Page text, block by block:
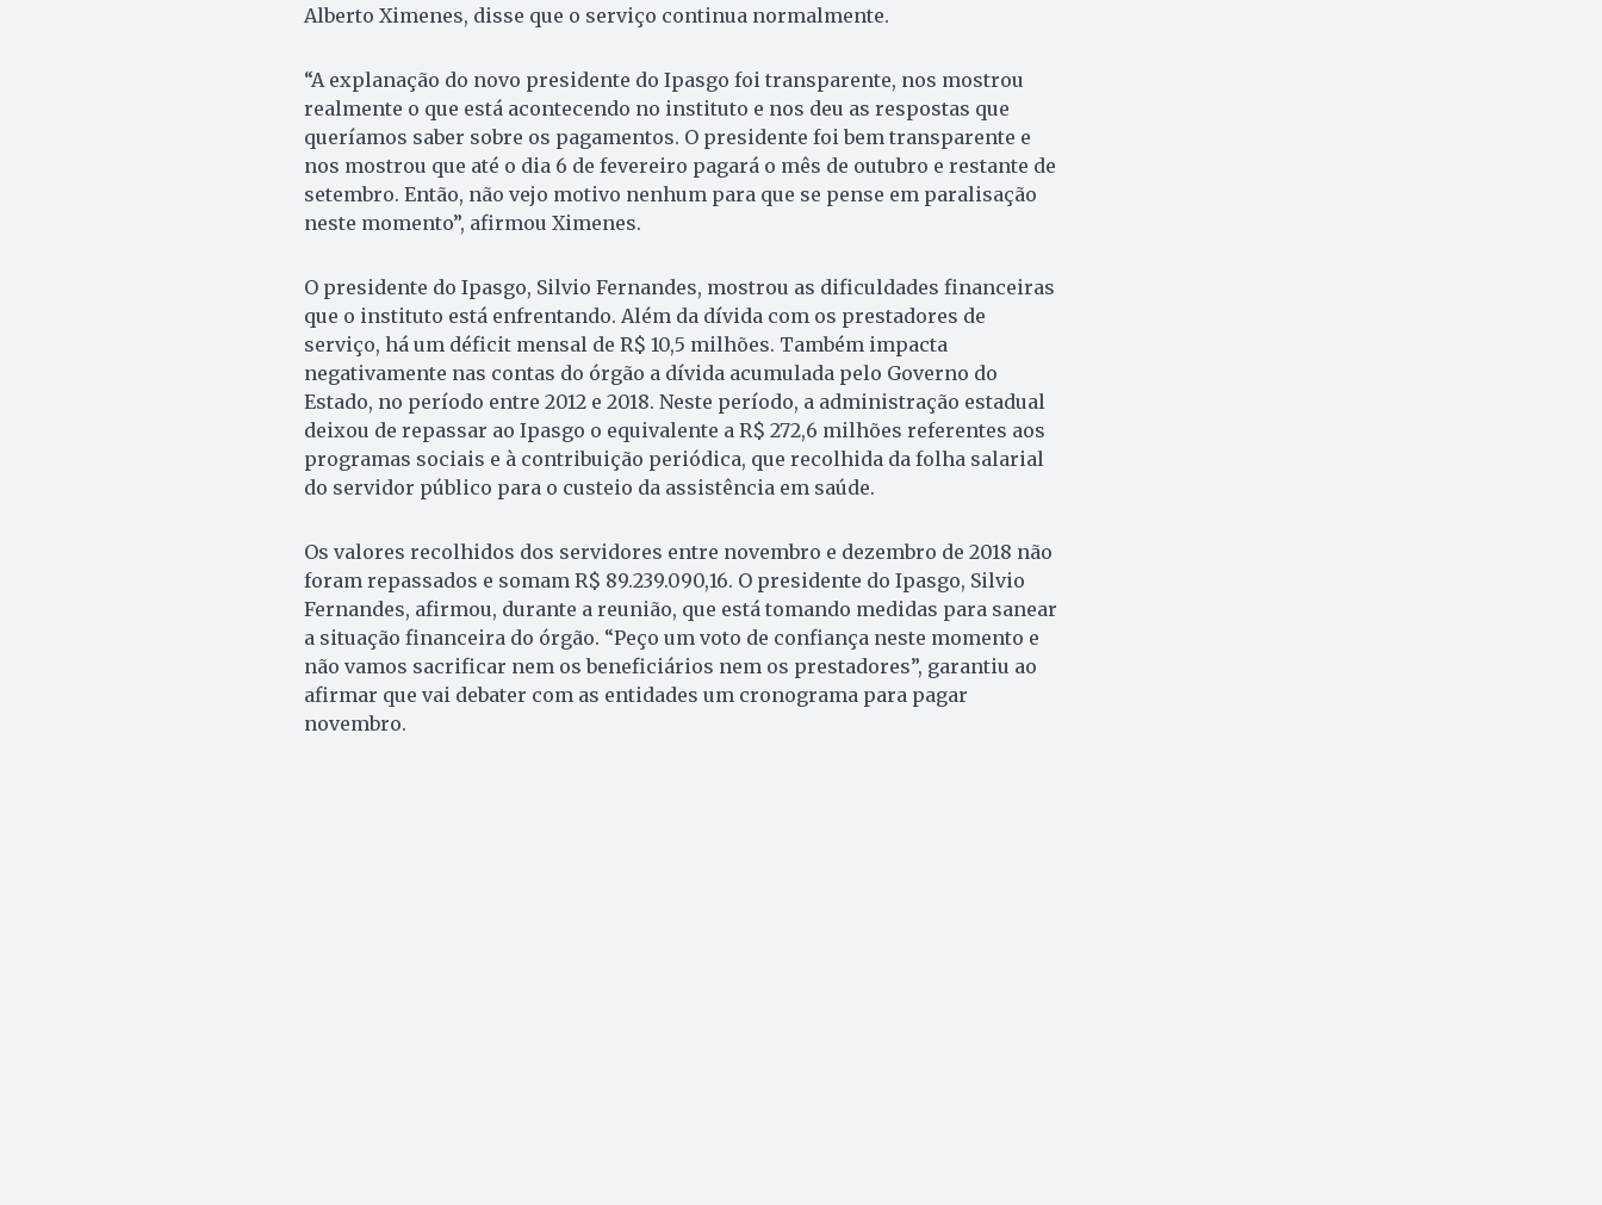
Alberto Ximenes, disse que o serviço continua normalmente.
“A explanação do novo presidente do Ipasgo foi transparente, nos mostrou
realmente o que está acontecendo no instituto e nos deu as respostas que
queríamos saber sobre os pagamentos. O presidente foi bem transparente e
nos mostrou que até o dia 6 de fevereiro pagará o mês de outubro e restante de
setembro. Então, não vejo motivo nenhum para que se pense em paralisação
neste momento”, afirmou Ximenes.
O presidente do Ipasgo, Silvio Fernandes, mostrou as dificuldades financeiras
que o instituto está enfrentando. Além da dívida com os prestadores de
serviço, há um déficit mensal de R$ 10,5 milhões. Também impacta
negativamente nas contas do órgão a dívida acumulada pelo Governo do
Estado, no período entre 2012 e 2018. Neste período, a administração estadual
deixou de repassar ao Ipasgo o equivalente a R$ 272,6 milhões referentes aos
programas sociais e à contribuição periódica, que recolhida da folha salarial
do servidor público para o custeio da assistência em saúde.
Os valores recolhidos dos servidores entre novembro e dezembro de 2018 não
foram repassados e somam R$ 89.239.090,16. O presidente do Ipasgo, Silvio
Fernandes, afirmou, durante a reunião, que está tomando medidas para sanear
a situação financeira do órgão. “Peço um voto de confiança neste momento e
não vamos sacrificar nem os beneficiários nem os prestadores”, garantiu ao
afirmar que vai debater com as entidades um cronograma para pagar
novembro.